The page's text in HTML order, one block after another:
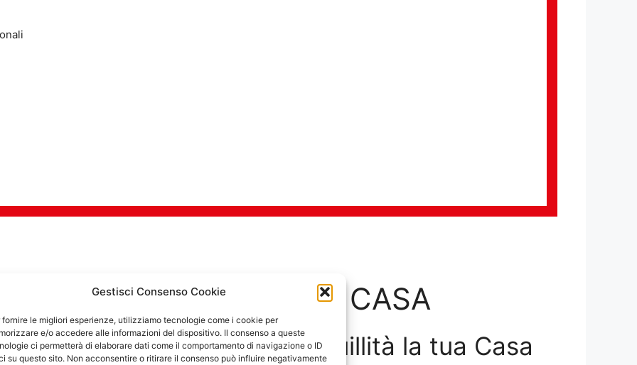
Gestisci Consenso Cookie
fornire le migliori esperienze, utilizziamo tecnologie come i cookie per
e/o accedere alle informazioni del dispositivo. Il consenso a queste
ci permetterà di elaborare dati come il comportamento di navigazione o ID
su questo sito. Non acconsentire o ritirare il consenso può influire negativamente
DI SICUREZZA PER LA CASA
Goditi in tranquillità la tua Casa